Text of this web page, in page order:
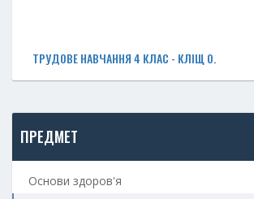
ТРУДОВЕ НАВЧАННЯ 4 КЛАС - КЛІЩ О.
ПРЕДМЕТ
Основи здоров'я